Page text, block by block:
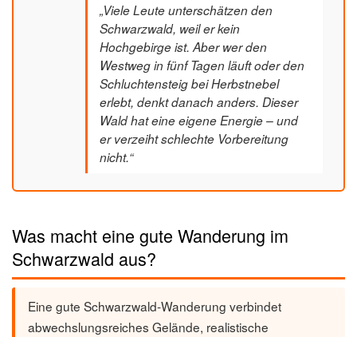
„Viele Leute unterschätzen den
Schwarzwald, weil er kein
Hochgebirge ist. Aber wer den
Westweg in fünf Tagen läuft oder den
Schluchtensteig bei Herbstnebel
erlebt, denkt danach anders. Dieser
Wald hat eine eigene Energie – und
er verzeiht schlechte Vorbereitung
nicht.“
Was macht eine gute Wanderung im
Schwarzwald aus?
Eine gute Schwarzwald-Wanderung verbindet
abwechslungsreiches Gelände, realistische